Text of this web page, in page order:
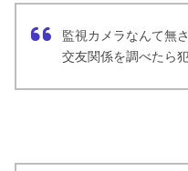
監視カメラなんて無
交友関係を調べたら